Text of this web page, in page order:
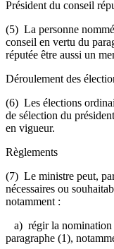
Président du conseil
(5) La personne
conseil en vertu du
réputée être aussi un
Déroulement des
(6) Les élections
de sélection du
en vigueur.
Règlements
(7) Le ministre peut,
nécessaires ou
notamment :
a) régir la nomination
paragraphe (1),